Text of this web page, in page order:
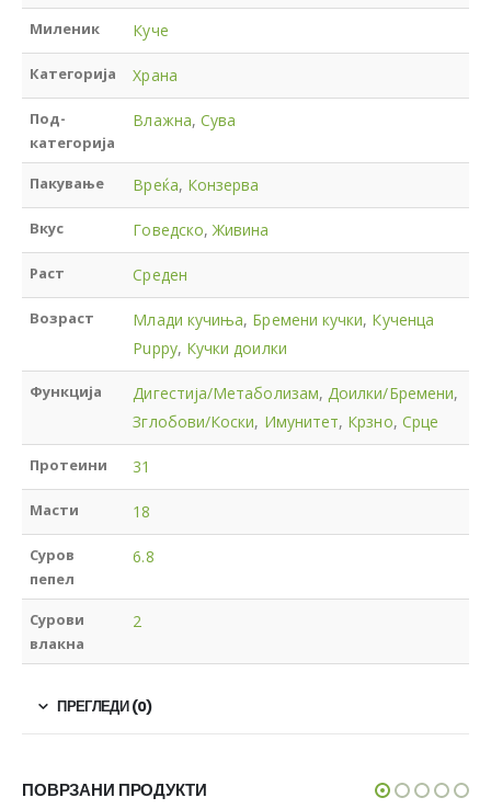
Миленик Куче
Категорија Храна
Под-
категорија
Влажна, Сува
Пакување Вреќа, Конзерва
Вкус Говедско,Живина
Раст Среден
Возраст Млади кучиња, Бремени кучки, Кученца
Puppy, Кучки доилки
Функција Дигестија/Метаболизам,Доилки/Бремени,
Зглобови/Коски, Имунитет, Крзно, Срце
Протеини 31
Масти 18
Суров
пепел
6.8
Сурови
влакна
2
ПРЕГЛЕДИ (0)
ПОВРЗАНИ ПРОДУКТИ